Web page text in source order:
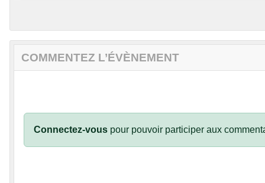
COMMENTEZ L’ÉVÈNEMENT
Connectez-vous pour pouvoir participer aux